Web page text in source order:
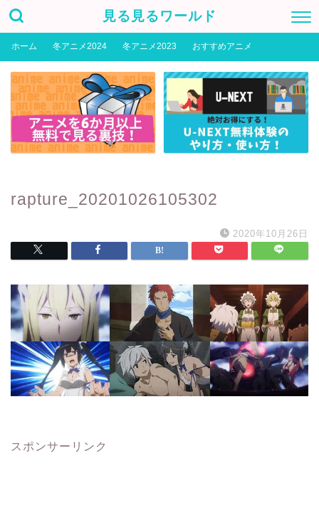
見る見るワールド
ホーム 冬アニメ2024 冬アニメ2023 おすすめアニメ
rapture_20201026105302
2020年10月26日
スポンサーリンク